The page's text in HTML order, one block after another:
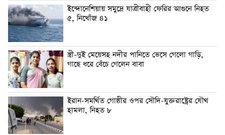
ইন্দোনেশিয়ায় সমুদ্রে যাত্রীবাহী ফেরির আগুনে নিহত
৫, নিখোঁজ ৪১
স্ত্রী-দুই মেয়েসহ নদীর পানিতে ভেসে গেলো গাড়ি,
গাছে ধরে বেঁচে গেলেন বাবা
ইরান-সমর্থিত গোষ্ঠীর ওপর সৌদি-যুক্তরাষ্ট্রের যৌথ
হামলা, নিহত ৮